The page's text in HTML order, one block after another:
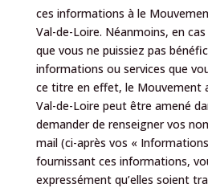
ces informations à le
Val-de-Loire. Néanmoins, en
que vous ne puissiez pas
informations ou services que
ce titre en effet, le Mouvement
Val-de-Loire peut être amené
demander de renseigner vos
mail (ci-après vos «
fournissant ces informations,
expressément qu’elles soient